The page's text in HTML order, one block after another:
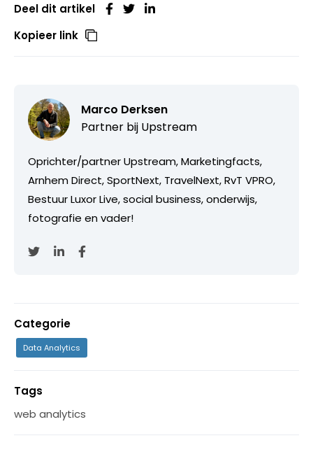
Deel dit artikel
Kopieer link
Marco Derksen
Partner bij Upstream
Oprichter/partner Upstream, Marketingfacts,
Arnhem Direct, SportNext, TravelNext, RvT VPRO,
Bestuur Luxor Live, social business, onderwijs,
fotografie en vader!
Categorie
Data Analytics
Tags
web analytics